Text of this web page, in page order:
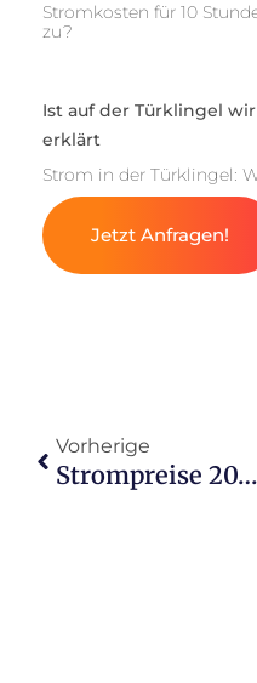
Stromkosten für 10
zu?
Ist auf der Türklingel
erklärt
Strom in der Türklingel:
Jetzt Anfragen!
Vorherige
Strompreise 2025: Chancen und Herausforderungen nutzen